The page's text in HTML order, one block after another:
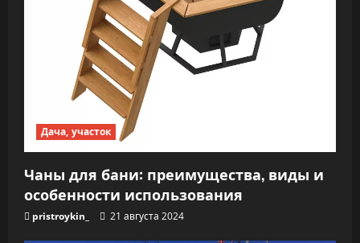
Дача, участок
Чаны для бани: преимущества, виды и
особенности использования
pristroykin_ 21 августа 2024